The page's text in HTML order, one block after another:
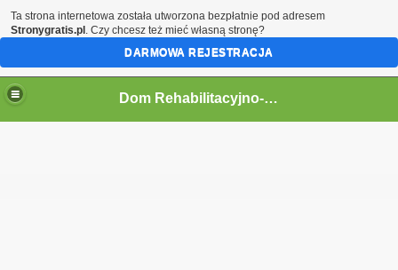
Dom Rehabilitacyjno-Opiekuńczy "CARITAS" w Gorlicach
Ta strona internetowa została utworzona bezpłatnie pod adresem
Stronygratis.pl . Czy chcesz też mieć własną stronę?
DARMOWA REJESTRACJA